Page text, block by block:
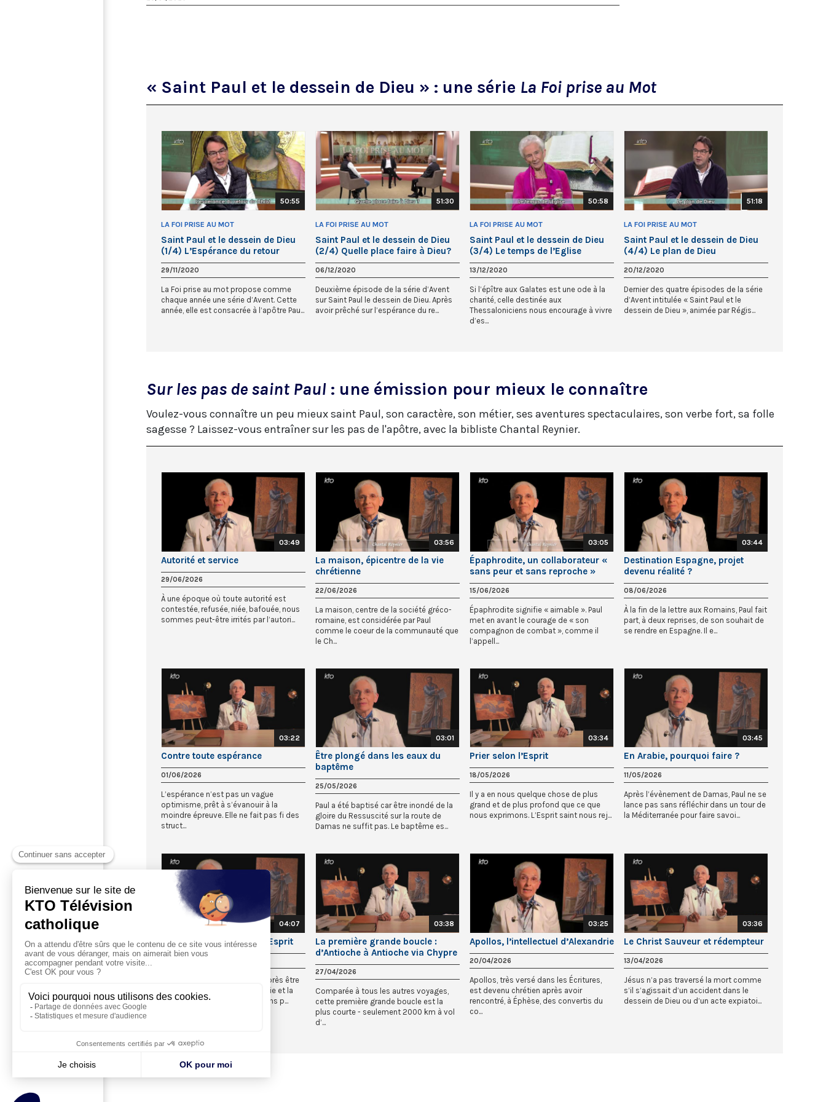
« Saint Paul et le dessein de Dieu » : une série La Foi prise au Mot
50:55
LA FOI PRISE AU MOT
Saint Paul et le dessein de Dieu
(1/4) L’Espérance du retour
du Christ
29/11/2020
La Foi prise au mot propose comme
chaque année une série d’Avent. Cette
année, elle est consacrée à l’apôtre Pau...
51:30
LA FOI PRISE AU MOT
Saint Paul et le dessein de Dieu
(2/4) Quelle place faire à Dieu?
06/12/2020
Deuxième épisode de la série d’Avent
sur Saint Paul le dessein de Dieu. Après
avoir prêché sur l’espérance du re...
50:58
LA FOI PRISE AU MOT
Saint Paul et le dessein de Dieu
(3/4) Le temps de l’Eglise
13/12/2020
Si l’épître aux Galates est une ode à la
charité, celle destinée aux
Thessaloniciens nous encourage à vivre
d’es...
51:18
LA FOI PRISE AU MOT
Saint Paul et le dessein de Dieu
(4/4) Le plan de Dieu
20/12/2020
Dernier des quatre épisodes de la série
d’Avent intitulée « Saint Paul et le
dessein de Dieu », animée par Régis...
Sur les pas de saint Paul : une émission pour mieux le connaître
Voulez-vous connaître un peu mieux saint Paul, son caractère, son métier, ses aventures spectaculaires, son verbe fort, sa folle
sagesse ? Laissez-vous entraîner sur les pas de l'apôtre, avec la bibliste Chantal Reynier.
03:49
Autorité et service
29/06/2026
À une époque où toute autorité est
contestée, refusée, niée, bafouée, nous
sommes peut-être irrités par l’autori...
03:56
La maison, épicentre de la vie
chrétienne
22/06/2026
La maison, centre de la société gréco-
romaine, est considérée par Paul
comme le coeur de la communauté que
le Ch...
03:05
Épaphrodite, un collaborateur «
sans peur et sans reproche »
15/06/2026
Épaphrodite signifie « aimable ». Paul
met en avant le courage de « son
compagnon de combat », comme il
l’appell...
03:44
Destination Espagne, projet
devenu réalité ?
08/06/2026
À la fin de la lettre aux Romains, Paul fait
part, à deux reprises, de son souhait de
se rendre en Espagne. Il e...
03:22
Contre toute espérance
01/06/2026
L’espérance n’est pas un vague
optimisme, prêt à s’évanouir à la
moindre épreuve. Elle ne fait pas fi des
struct...
03:01
Être plongé dans les eaux du
baptême
25/05/2026
Paul a été baptisé car être inondé de la
gloire du Ressuscité sur la route de
Damas ne suffit pas. Le baptême es...
03:34
Prier selon l’Esprit
18/05/2026
Il y a en nous quelque chose de plus
grand et de plus profond que ce que
nous exprimons. L’Esprit saint nous rej...
03:45
En Arabie, pourquoi faire ?
11/05/2026
Après l’évènement de Damas, Paul ne se
lance pas sans réfléchir dans un tour de
la Méditerranée pour faire savoi...
04:07
Aux carrefours du Saint-Esprit
Au cours du second voyage, après être
passés par la Lycaonie, la Pisidie et la
Galatie, Paul et ses compagnons p...
03:38
La première grande boucle :
d’Antioche à Antioche via Chypre
et l’Asie Mineure
27/04/2026
Comparée à tous les autres voyages,
cette première grande boucle est la
plus courte - seulement 2000 km à vol
d’...
03:25
Apollos, l’intellectuel d’Alexandrie
20/04/2026
Apollos, très versé dans les Écritures,
est devenu chrétien après avoir
rencontré, à Éphèse, des convertis du
co...
03:36
Le Christ Sauveur et rédempteur
13/04/2026
Jésus n’a pas traversé la mort comme
s’il s’agissait d’un accident dans le
dessein de Dieu ou d’un acte expiatoi...